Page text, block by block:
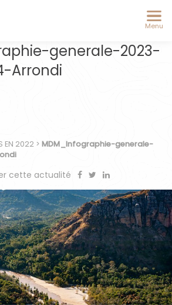
Menu
generale-2023-
Arrondi
EN 2022 > MDM_Infographie-generale-
cette actualité